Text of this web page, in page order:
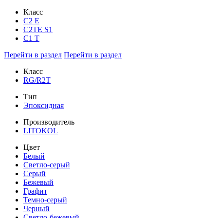
Класс
С2 Е
C2TE S1
C1 T
Перейти в раздел Перейти в раздел
Класс
RG/R2T
Тип
Эпоксидная
Производитель
LITOKOL
Цвет
Белый
Светло-серый
Серый
Бежевый
Графит
Темно-серый
Черный